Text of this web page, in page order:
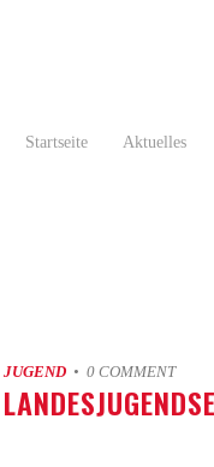
Startseite Aktuelles
JUGEND • 0 COMMENT